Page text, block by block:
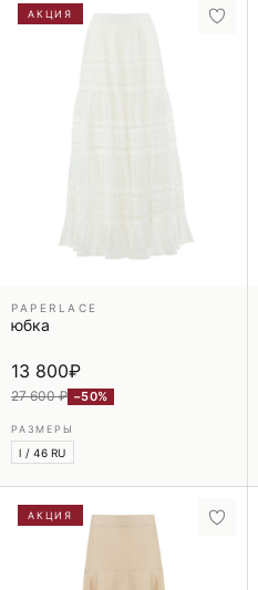
АКЦИЯ
PAPERLACE
юбка
13 800₽
27 600 ₽ −50%
РАЗМЕРЫ
l / 46 RU
АКЦИЯ